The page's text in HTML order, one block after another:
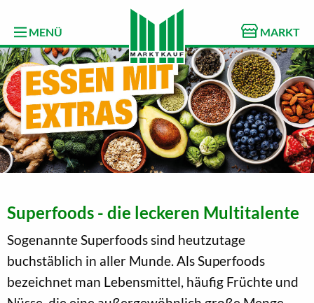
MENÜ MARKT
Superfoods - die leckeren Multitalente
Sogenannte Superfoods sind heutzutage
buchstäblich in aller Munde. Als Superfoods
bezeichnet man Lebensmittel, häufig Früchte und